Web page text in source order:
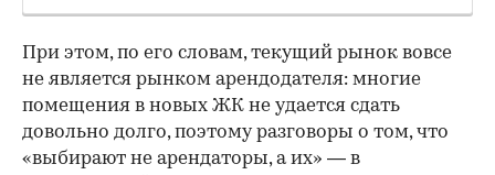
При этом, по его словам, текущий рынок вовсе
не является рынком арендодателя: многие
помещения в новых ЖК не удается сдать
довольно долго, поэтому разговоры о том, что
«выбирают не арендаторы, а их» — в